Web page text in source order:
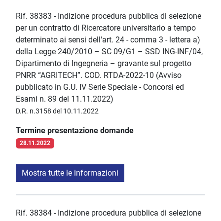
Rif. 38383 - Indizione procedura pubblica di selezione
per un contratto di Ricercatore universitario a tempo
determinato ai sensi dell'art. 24 - comma 3 - lettera a)
della Legge 240/2010 – SC 09/G1 – SSD ING-INF/04,
Dipartimento di Ingegneria – gravante sul progetto
PNRR “AGRITECH”. COD. RTDA-2022-10 (Avviso
pubblicato in G.U. IV Serie Speciale - Concorsi ed
Esami n. 89 del 11.11.2022)
D.R. n.3158 del 10.11.2022
Termine presentazione domande
28.11.2022
Mostra tutte le informazioni
Rif. 38384 - Indizione procedura pubblica di selezione